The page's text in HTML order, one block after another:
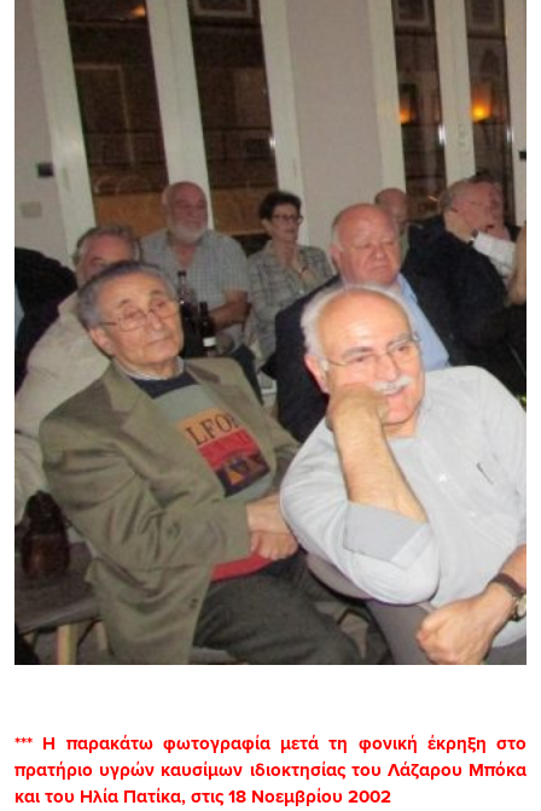
*** Η παρακάτω φωτογραφία μετά τη φονική έκρηξη στο
πρατήριο υγρών καυσίμων ιδιοκτησίας του Λάζαρου Μπόκα
και του Ηλία Πατίκα, στις 18 Νοεμβρίου 2002